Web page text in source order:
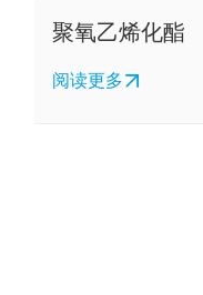
聚氧乙烯化酯
阅读更多